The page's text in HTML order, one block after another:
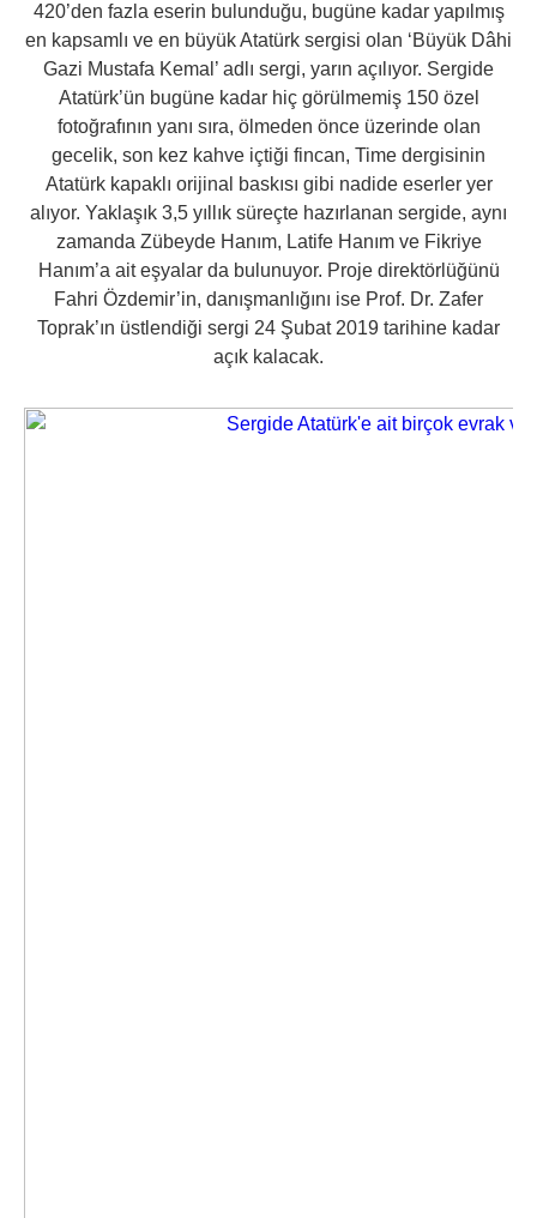
420’den fazla eserin bulunduğu, bugüne kadar yapılmış
en kapsamlı ve en büyük Atatürk sergisi olan ‘Büyük Dâhi
Gazi Mustafa Kemal’ adlı sergi, yarın açılıyor. Sergide
Atatürk’ün bugüne kadar hiç görülmemiş 150 özel
fotoğrafının yanı sıra, ölmeden önce üzerinde olan
gecelik, son kez kahve içtiği fincan, Time dergisinin
Atatürk kapaklı orijinal baskısı gibi nadide eserler yer
alıyor. Yaklaşık 3,5 yıllık süreçte hazırlanan sergide, aynı
zamanda Zübeyde Hanım, Latife Hanım ve Fikriye
Hanım’a ait eşyalar da bulunuyor. Proje direktörlüğünü
Fahri Özdemir’in, danışmanlığını ise Prof. Dr. Zafer
Toprak’ın üstlendiği sergi 24 Şubat 2019 tarihine kadar
açık kalacak.